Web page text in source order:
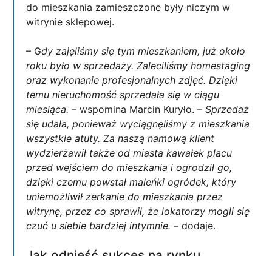
do mieszkania zamieszczone były niczym w
witrynie sklepowej.
– Gdy zajęliśmy się tym mieszkaniem, już około
roku było w sprzedaży. Zaleciliśmy homestaging
oraz wykonanie profesjonalnych zdjęć. Dzięki
temu nieruchomość sprzedała się w ciągu
miesiąca. – wspomina Marcin Kuryło. – Sprzedaż
się udała, ponieważ wyciągnęliśmy z mieszkania
wszystkie atuty. Za naszą namową klient
wydzierżawił także od miasta kawałek placu
przed wejściem do mieszkania i ogrodził go,
dzięki czemu powstał maleńki ogródek, który
uniemożliwił zerkanie do mieszkania przez
witrynę, przez co sprawił, że lokatorzy mogli się
czuć u siebie bardziej intymnie. – dodaje.